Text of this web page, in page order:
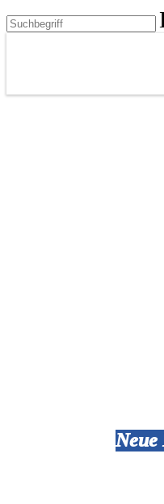
Skip
to
Neue